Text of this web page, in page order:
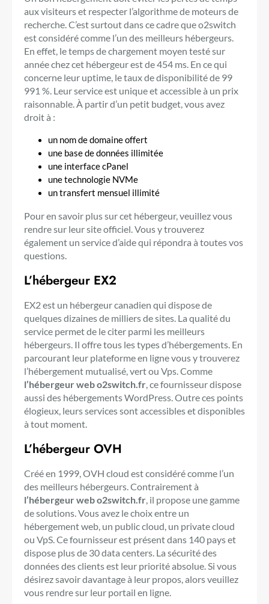
aux visiteurs et respecter l’algorithme de moteurs de
recherche. C’est surtout dans ce cadre que o2switch
est considéré comme l’un des meilleurs hébergeurs.
En effet, le temps de chargement moyen testé sur
année chez cet hébergeur est de 454 ms. En ce qui
concerne leur uptime, le taux de disponibilité de 99
991 %. Leur service est unique et accessible à un prix
raisonnable. À partir d’un petit budget, vous avez
droit à :
un nom de domaine offert
une base de données illimitée
une interface cPanel
une technologie NVMe
un transfert mensuel illimité
Pour en savoir plus sur cet hébergeur, veuillez vous
rendre sur leur site officiel. Vous y trouverez
également un service d’aide qui répondra à toutes vos
questions.
L’hébergeur EX2
EX2 est un hébergeur canadien qui dispose de
quelques dizaines de milliers de sites. La qualité du
service permet de le citer parmi les meilleurs
hébergeurs. Il offre tous les types d’hébergements. En
parcourant leur plateforme en ligne vous y trouverez
l’hébergement mutualisé, vert ou Vps. Comme
l’hébergeur web o2switch.fr, ce fournisseur dispose
aussi des hébergements WordPress. Outre ces points
élogieux, leurs services sont accessibles et disponibles
à tout moment.
L’hébergeur OVH
Créé en 1999, OVH cloud est considéré comme l’un
des meilleurs hébergeurs. Contrairement à
l’hébergeur web o2switch.fr, il propose une gamme
de solutions. Vous avez le choix entre un
hébergement web, un public cloud, un private cloud
ou VpS. Ce fournisseur est présent dans 140 pays et
dispose plus de 30 data centers. La sécurité des
données des clients est leur priorité absolue. Si vous
désirez savoir davantage à leur propos, alors veuillez
vous rendre sur leur portail en ligne.